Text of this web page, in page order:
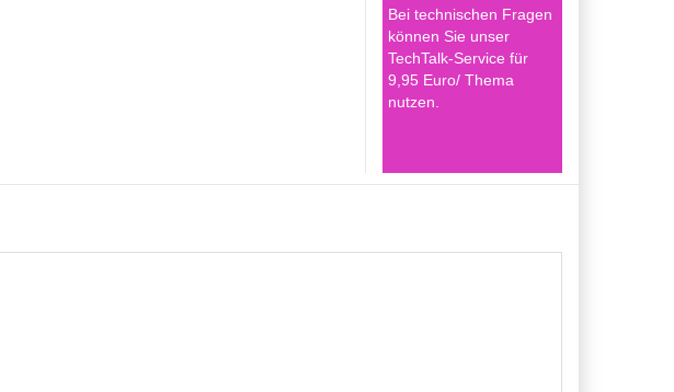
Bei technischen Fragen
können Sie unser
TechTalk-Service für
9,95 Euro/ Thema
nutzen.